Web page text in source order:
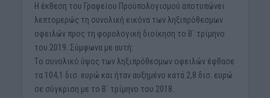
Η έκθεση του Γραφείου Προϋπολογισμού αποτυπώνει
λεπτομερώς τη συνολική εικόνα των ληξιπρόθεσμων
οφειλών προς τη φορολογική διοίκηση το Β΄ τρίμηνο
του 2019. Σύμφωνα με αυτή:
Tο συνολικό ύψος των ληξιπρόθεσμων οφειλών έφθασε
τα 104,1 δισ. ευρώ και ήταν αυξημένο κατά 2,8 δισ. ευρώ
σε σύγκριση με το Β΄ τρίμηνο του 2018.